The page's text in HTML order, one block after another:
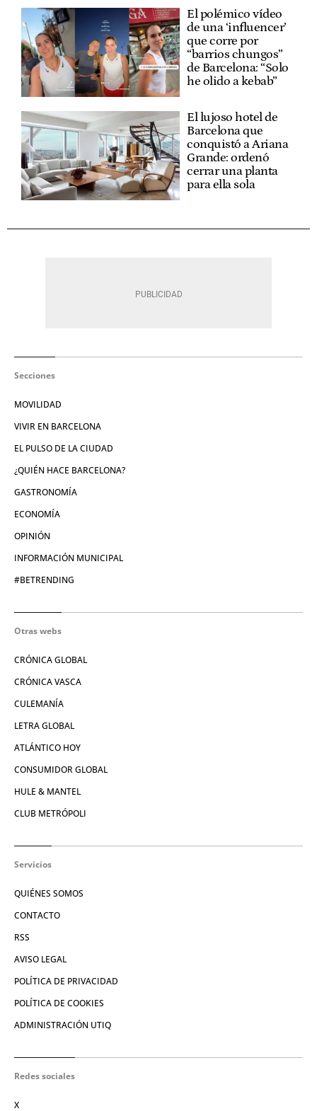
El polémico vídeo
de una ‘influencer’
que corre por
“barrios chungos”
de Barcelona: “Solo
he olido a kebab”
El lujoso hotel de
Barcelona que
conquistó a Ariana
Grande: ordenó
cerrar una planta
para ella sola
Secciones
MOVILIDAD
VIVIR EN BARCELONA
EL PULSO DE LA CIUDAD
¿QUIÉN HACE BARCELONA?
GASTRONOMÍA
ECONOMÍA
OPINIÓN
INFORMACIÓN MUNICIPAL
#BETRENDING
Otras webs
CRÓNICA GLOBAL
CRÓNICA VASCA
CULEMANÍA
LETRA GLOBAL
ATLÁNTICO HOY
CONSUMIDOR GLOBAL
HULE & MANTEL
CLUB METRÓPOLI
Servicios
QUIÉNES SOMOS
CONTACTO
RSS
AVISO LEGAL
POLÍTICA DE PRIVACIDAD
POLÍTICA DE COOKIES
ADMINISTRACIÓN UTIQ
Redes sociales
X